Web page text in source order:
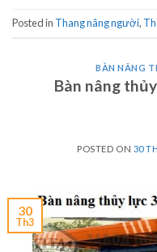
Posted in Thang nâng người,
BÀN NÂNG
Bàn nâng
POSTED ON 30
30
Th3